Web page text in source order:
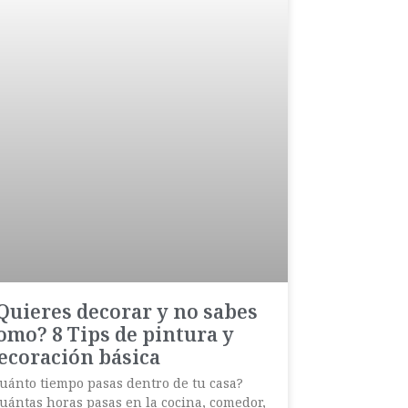
decorar y no sabes
8 Tips de pintura y
básica
tiempo pasas dentro de tu casa?
horas pasas en la cocina, comedor,